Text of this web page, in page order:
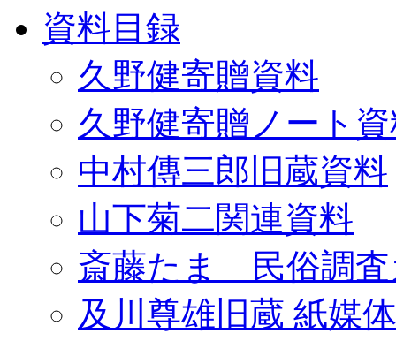
資料目録
久野健寄贈資料
久野健寄贈ノート
中村傳三郎旧蔵資料
山下菊二関連資料
斎藤たま 民俗調査
及川尊雄旧蔵 紙媒